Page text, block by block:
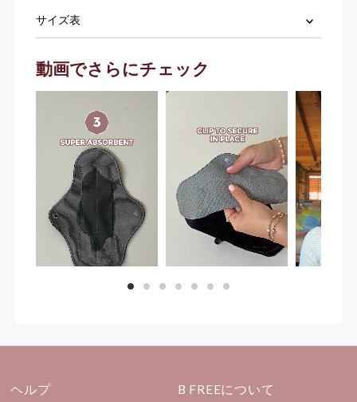
サイズ表
動画でさらにチェック
1 2 3 4 5 6 7
ヘルプ B FREEについて